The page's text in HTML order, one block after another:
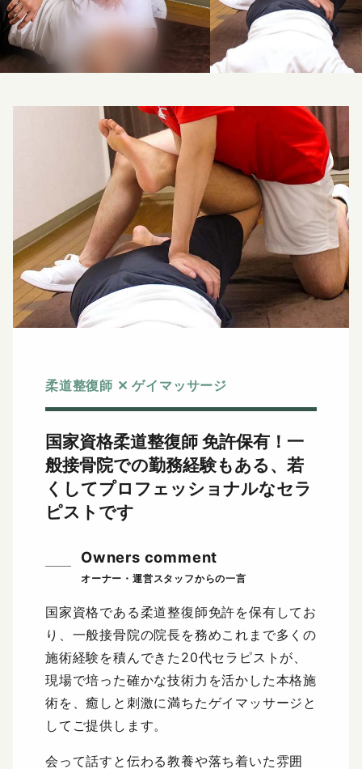
柔道整復師 ✕ ゲイマッサージ
国家資格柔道整復師 免許保有！ 一
般接骨院での勤務経験もある、若
くしてプロフェッショナルなセラ
ピストです
Owners comment
国家資格である柔道整復師免許を保有してお
り、一般接骨院の院長を務めこれまで多くの
施術経験を積んできた20代セラピストが、
現場で培った確かな技術力を活かした本格施
術を、癒しと刺激に満ちたゲイマッサージと
してご提供します。
会って話すと伝わる教養や落ち着いた雰囲